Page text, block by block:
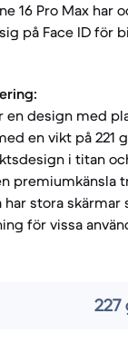
16 Pro Max har
på Face ID för
en design med
en vikt på 221
i titan
premiumkänsla
har stora skärmar
för vissa
227